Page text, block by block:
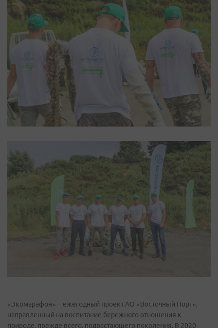
«Экомарафон» – ежегодный проект АО «Восточный Порт»,
направленный на воспитание бережного отношения к
природе, прежде всего, подрастающего поколения. В 2020